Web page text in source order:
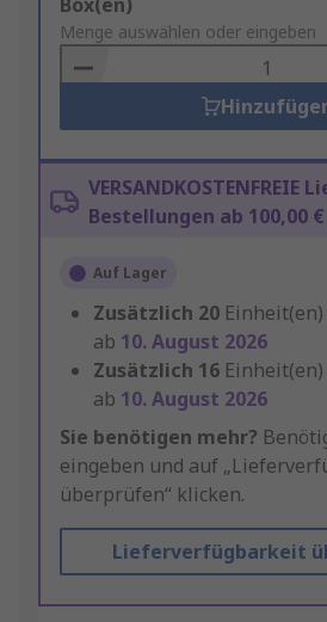
Add
to
Basket
Box(en)
Menge auswählen oder eingeben
VERSANDKOSTENFREIE
Bestellungen ab 100,00 €
Auf Lager
Zusätzlich 20
ab 10. August 2026
Zusätzlich 16
ab 10. August 2026
Sie benötigen mehr?
eingeben und auf
überprüfen“ klicken.
Lieferverfügbarkeit